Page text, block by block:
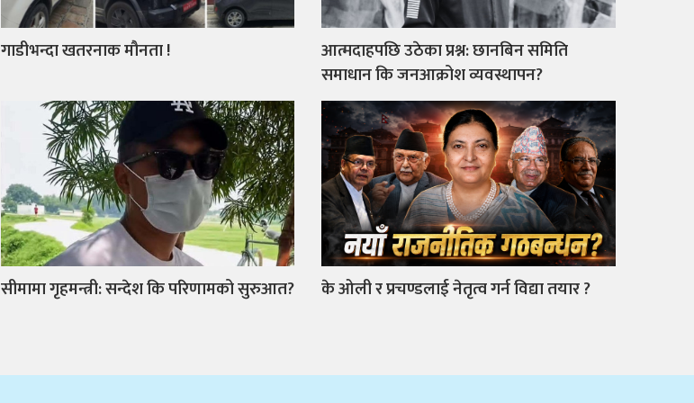
गाडीभन्दा खतरनाक मौनता !
आत्मदाहपछि उठेका प्रश्न: छानबिन समिति
समाधान कि जनआक्रोश व्यवस्थापन?
सीमामा गृहमन्त्री: सन्देश कि परिणामको सुरुआत? के ओली र प्रचण्डलाई नेतृत्व गर्न विद्या तयार ?